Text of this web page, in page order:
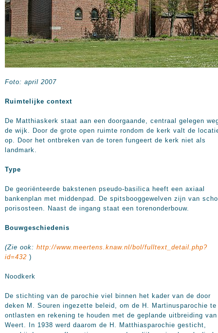
Foto: april 2007
Ruimtelijke context
De Matthiaskerk staat aan een doorgaande, centraal gelegen
de wijk. Door de grote open ruimte rondom de kerk valt de
op. Door het ontbreken van de toren fungeert de kerk niet als
landmark.
Type
De georiënteerde bakstenen pseudo-basilica heeft een axiaal
bankenplan met middenpad. De spitsbooggewelven zijn van
porisosteen. Naast de ingang staat een torenonderbouw.
Bouwgeschiedenis
(Zie ook: http://www.meertens.knaw.nl/bol/fulltext_detail.php?
id=432 )
Noodkerk
De stichting van de parochie viel binnen het kader van de door
deken M. Souren ingezette beleid, om de H. Martinusparochie te
ontlasten en rekening te houden met de geplande uitbreiding van
Weert. In 1938 werd daarom de H. Matthiasparochie gesticht,